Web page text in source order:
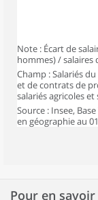
Note : Écart de
hommes) / salaires
Champ : Salariés
et de contrats de
salariés agricoles
Source : Insee,
en géographie au
Pour en